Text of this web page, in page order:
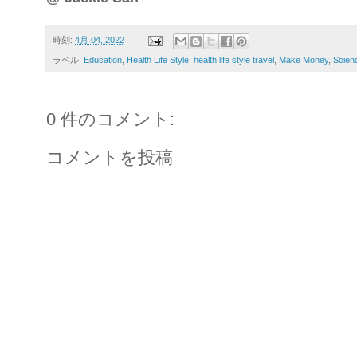
時刻: 4月 04, 2022
ラベル: Education Health Life Style health life style travel Make Money,
0 件のコメント:
コメントを投稿